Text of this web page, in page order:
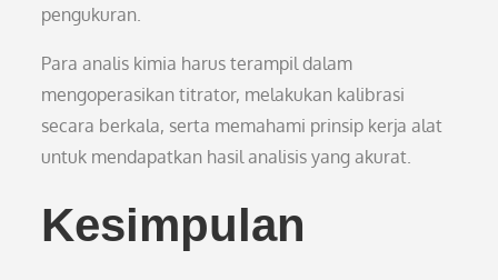
pengukuran.
Para analis kimia harus terampil dalam
mengoperasikan titrator, melakukan kalibrasi
secara berkala, serta memahami prinsip kerja alat
untuk mendapatkan hasil analisis yang akurat.
Kesimpulan